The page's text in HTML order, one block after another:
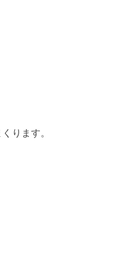
ります。